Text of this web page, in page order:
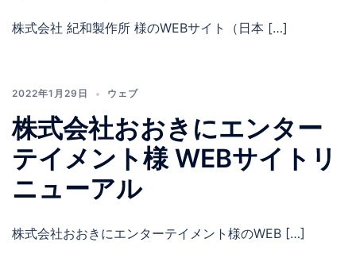
株式会社 紀和製作所 様のWEBサイト（日本 […]
2022年1月29日 ウェブ
株式会社おおきにエンター
テイメント様 WEBサイトリ
ニューアル
株式会社おおきにエンターテイメント様のWEB […]